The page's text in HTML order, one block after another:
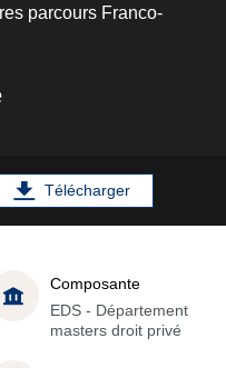
parcours Franco-
Télécharger
Composante
EDS - Département
masters droit privé